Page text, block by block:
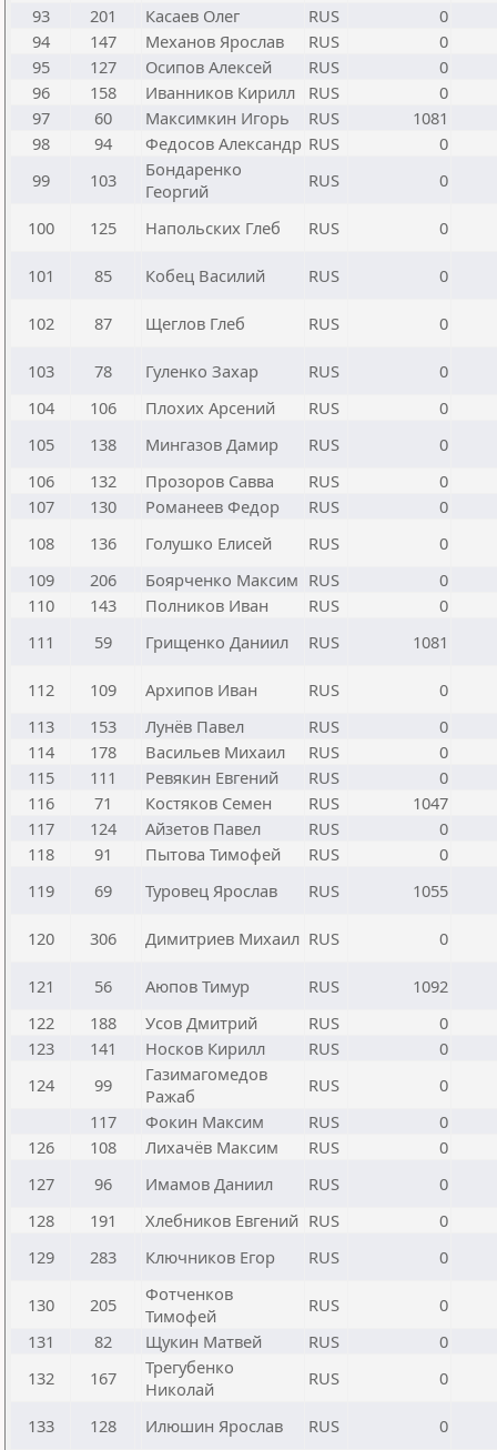
93
201 Касаев Олег RUS
0
94
147 Механов Ярослав RUS
0
95
127 Осипов Алексей RUS
0
96
158 Иванников Кирилл RUS
0
97
60 Максимкин Игорь RUS
1081
98
94 Федосов Александр RUS
0
99
103
Бондаренко
Георгий
RUS 0
100 125 Напольских Глеб RUS 0
101 85 Кобец Василий RUS 0
102 87 Щеглов Глеб RUS 0
103 78 Гуленко Захар RUS
0
104
106 Плохих Арсений RUS
0
105
138 Мингазов Дамир RUS
0
106
132 Прозоров Савва RUS
0
107
130 Романеев Федор RUS
0
108
136 Голушко Елисей RUS
0
109
206 Боярченко Максим RUS
0
110
143 Полников Иван RUS
0
111
59 Грищенко Даниил RUS 1081
112 109 Архипов Иван RUS
0
113
153 Лунёв Павел RUS
0
114
178 Васильев Михаил RUS
0
115
111 Ревякин Евгений RUS
0
116
71 Костяков Семен RUS
1047
117
124 Айзетов Павел RUS
0
118
91 Пытова Тимофей RUS
0
119
69 Туровец Ярослав RUS 1055
120 306 Димитриев Михаил RUS 0
121 56 Аюпов Тимур RUS
1092
122
188 Усов Дмитрий RUS
0
123
141 Носков Кирилл RUS
0
124
99
Газимагомедов
Ражаб
RUS
0
117
Фокин Максим RUS
0
126
108 Лихачёв Максим RUS
0
127
96 Имамов Даниил RUS
0
128
191 Хлебников Евгений RUS
0
129
283 Ключников Егор RUS 0
130 205
Фотченков
Тимофей
RUS
0
131
82 Щукин Матвей RUS
0
132
167
Трегубенко
Николай
RUS 0
133 128 Илюшин Ярослав RUS
0